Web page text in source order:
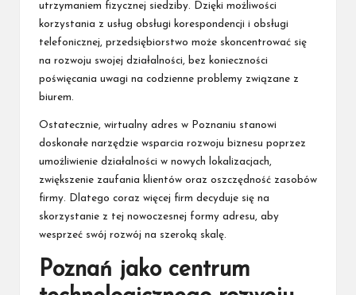
utrzymaniem fizycznej siedziby. Dzięki możliwości
korzystania z usług obsługi korespondencji i obsługi
telefonicznej, przedsiębiorstwo może skoncentrować się
na rozwoju swojej działalności, bez konieczności
poświęcania uwagi na codzienne problemy związane z
biurem.
Ostatecznie, wirtualny adres w Poznaniu stanowi
doskonałe narzędzie wsparcia rozwoju biznesu poprzez
umożliwienie działalności w nowych lokalizacjach,
zwiększenie zaufania klientów oraz oszczędność zasobów
firmy. Dlatego coraz więcej firm decyduje się na
skorzystanie z tej nowoczesnej formy adresu, aby
wesprzeć swój rozwój na szeroką skalę.
Poznań jako centrum